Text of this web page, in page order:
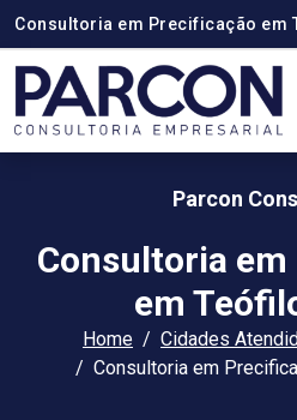
Consultoria em Precificação em
Parcon
Consultoria
em
Home Cidades
Consultoria em